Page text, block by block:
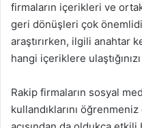
firmaların içerikleri ve
geri dönüşleri çok
araştırırken, ilgili anahtar
hangi içeriklere
Rakip firmaların sosyal
kullandıklarını